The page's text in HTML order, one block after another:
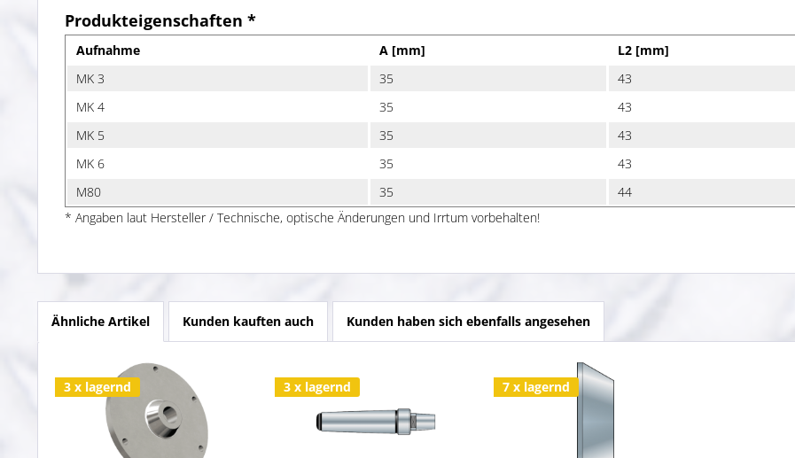
Produkteigenschaften *
Aufnahme A [mm] L2 [mm]
MK 3
35 43
MK 4
35 43
MK 5
35 43
MK 6
35 43
M80
35 44
* Angaben laut Hersteller / Technische, optische Änderungen und Irrtum vorbehalten!
Ähnliche Artikel Kunden kauften auch Kunden haben sich ebenfalls angesehen
3 x lagernd 3 x lagernd 7 x lagernd